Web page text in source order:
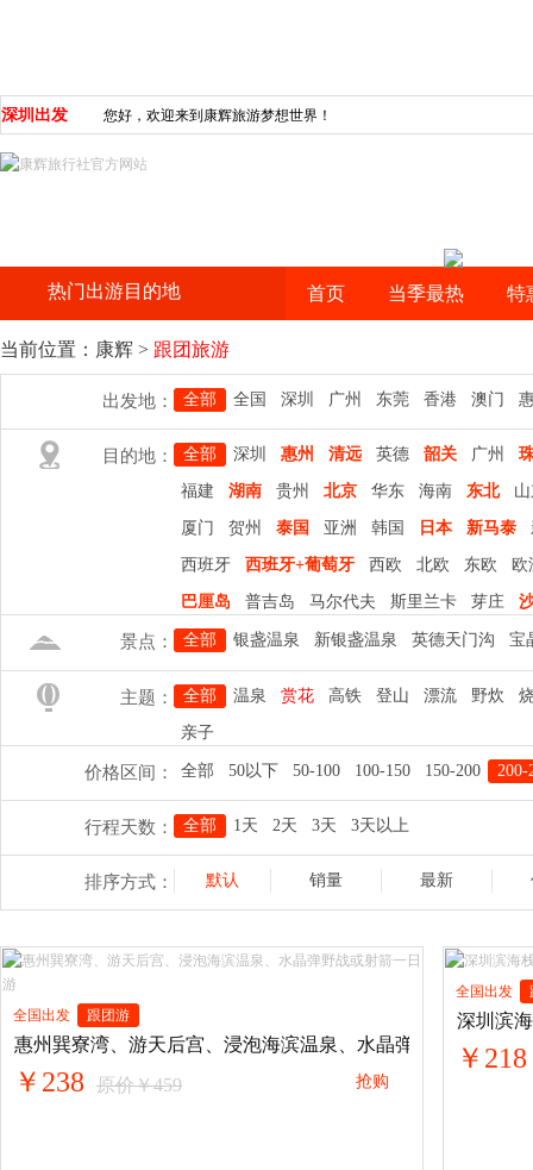
深圳出发 您好，欢迎来到康辉旅游梦想世界！
热门出游目的地 首页 当季最热 特
当前位置： 康辉 > 跟团旅游
出发地： 全部 全国 深圳 广州 东莞 香港 澳门
目的地： 全部 深圳 惠州 清远 英德 韶关 广州
福建 湖南 贵州 北京 华东 海南 东北
厦门 贺州 泰国 亚洲 韩国 日本 新马泰
西班牙 西班牙+葡萄牙 西欧 北欧 东欧 欧
巴厘岛 普吉岛 马尔代夫 斯里兰卡 芽庄
景点： 全部 银盏温泉 新银盏温泉 英德天门沟 宝
珠海长隆海洋王国 广州长隆欢乐世界 长隆野
流溪河国家森林公园
主题： 全部 温泉 赏花 高铁 登山 漂流 野炊
亲子
价格区间： 全部 50以下 50-100 100-150 150-200 200-
行程天数： 全部 1天 2天 3天 3天以上
排序方式： 默认 销量 最新
全国出发 跟团游
惠州巽寮湾、游天后宫、浸泡海滨温泉、水晶弹野战或射箭一
￥238 原价￥459 抢购
全国出发
深圳滨
￥218